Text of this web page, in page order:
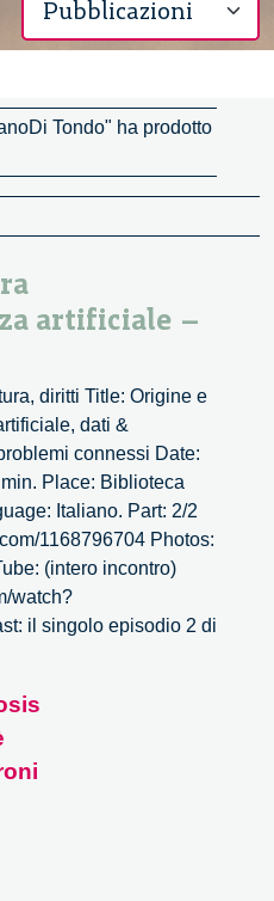
Tondo" ha prodotto
artificiale –
diritti Title: Origine e
dati &
connessi Date:
Place: Biblioteca
Italiano. Part: 2/2
1168796704 Photos:
(intero incontro)
watch?
il singolo episodio 2 di